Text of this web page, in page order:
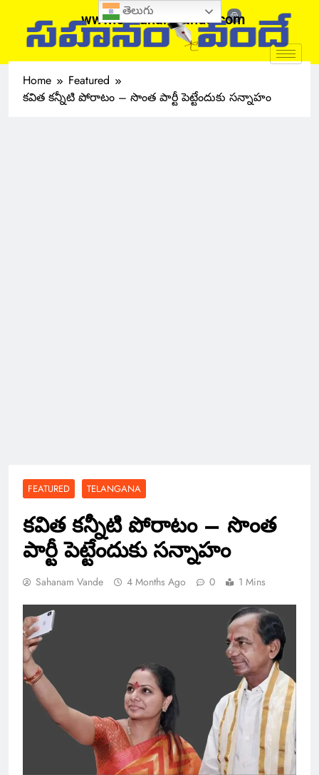
www.sahanamvande.com
Home
Featured
కవిత కన్నీటి పోరాటం – సొంత పార్టీ పెట్టేందుకు సన్నాహం
FEATURED TELANGANA
కవిత కన్నీటి పోరాటం – సొంత
పార్టీ పెట్టేందుకు సన్నాహం
Sahanam Vande 4 Months Ago 0 1 Mins
తెలుగు